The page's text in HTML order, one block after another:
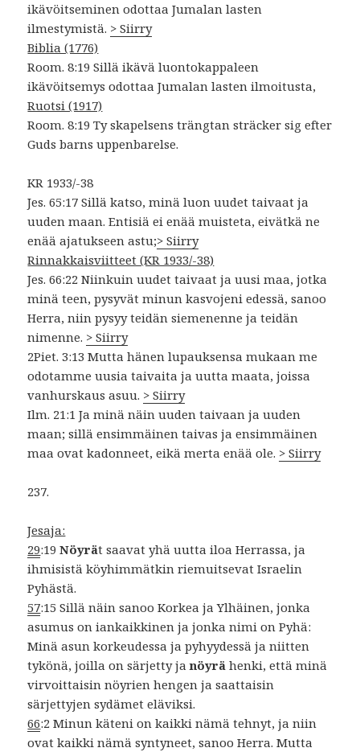
ikävöitseminen odottaa Jumalan lasten
ilmestymistä. > Siirry
Biblia (1776)
Room. 8:19 Sillä ikävä luontokappaleen
ikävöitsemys odottaa Jumalan lasten ilmoitusta,
Ruotsi (1917)
Room. 8:19 Ty skapelsens trängtan sträcker sig efter
Guds barns uppenbarelse.
KR 1933/-38
Jes. 65:17 Sillä katso, minä luon uudet taivaat ja
uuden maan. Entisiä ei enää muisteta, eivätkä ne
enää ajatukseen astu;> Siirry
Rinnakkaisviitteet (KR 1933/-38)
Jes. 66:22 Niinkuin uudet taivaat ja uusi maa, jotka
minä teen, pysyvät minun kasvojeni edessä, sanoo
Herra, niin pysyy teidän siemenenne ja teidän
nimenne. > Siirry
2Piet. 3:13 Mutta hänen lupauksensa mukaan me
odotamme uusia taivaita ja uutta maata, joissa
vanhurskaus asuu. > Siirry
Ilm. 21:1 Ja minä näin uuden taivaan ja uuden
maan; sillä ensimmäinen taivas ja ensimmäinen
maa ovat kadonneet, eikä merta enää ole. > Siirry
237.
Jesaja:
29:19Nöyrät saavat yhä uutta iloa Herrassa, ja
ihmisistä köyhimmätkin riemuitsevat Israelin
Pyhästä.
57:15 Sillä näin sanoo Korkea ja Ylhäinen, jonka
asumus on iankaikkinen ja jonka nimi on Pyhä:
Minä asun korkeudessa ja pyhyydessä ja niitten
tykönä, joilla on särjetty janöyrä henki, että minä
virvoittaisin nöyrien hengen ja saattaisin
särjettyjen sydämet eläviksi.
66:2 Minun käteni on kaikki nämä tehnyt, ja niin
ovat kaikki nämä syntyneet, sanoo Herra. Mutta